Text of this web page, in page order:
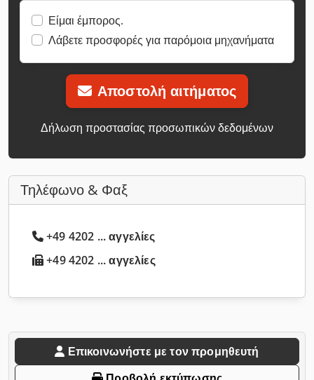
Είμαι έμπορος.
Λάβετε προσφορές για παρόμοια μηχανήματα
Αποστολή αιτήματος
Δήλωση προστασίας προσωπικών δεδομένων
Τηλέφωνο & Φαξ
+49 4202 ... αγγελίες
+49 4202 ... αγγελίες
Επικοινωνήστε με τον προμηθευτή